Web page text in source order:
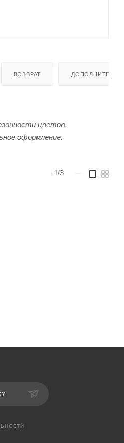
ВОЗВРАТ
цветов.
оформление.
1/3